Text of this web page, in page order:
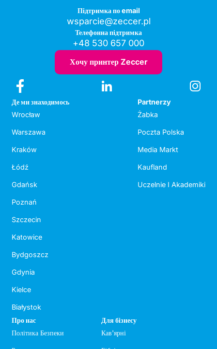
Підтримка по email
wsparcie@zeccer.pl
Телефонна підтримка
+48 530 657 000
Хочу принтер Zeccer
Де ми знаходимось
Wrocław
Warszawa
Kraków
Łódź
Gdańsk
Poznań
Szczecin
Katowice
Bydgoszcz
Gdynia
Kielce
Białystok
Partnerzy
Żabka
Poczta Polska
Media Markt
Kaufland
Uczelnie I Akademiki
Про нас
Політика Безпеки
Для бізнесу
Кав'ярні